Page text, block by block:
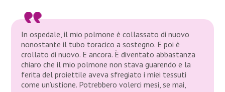
In ospedale, il mio polmone è collassato di nuovo
nonostante il tubo toracico a sostegno. E poi è
crollato di nuovo. E ancora. È diventato abbastanza
chiaro che il mio polmone non stava guarendo e la
ferita del proiettile aveva sfregiato i miei tessuti
come un’ustione. Potrebbero volerci mesi, se mai,